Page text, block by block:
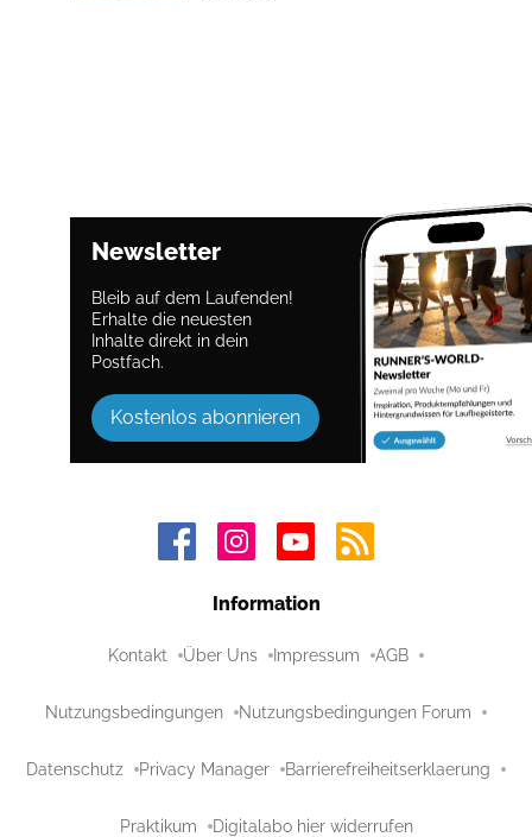
Newsletter
Bleib auf dem Laufenden!
Erhalte die neuesten
Inhalte direkt in dein
Postfach.
Kostenlos abonnieren
Information
Kontakt Über Uns Impressum AGB
Nutzungsbedingungen Nutzungsbedingungen Forum
Datenschutz Privacy Manager Barrierefreiheitserklaerung
Praktikum Digitalabo hier widerrufen